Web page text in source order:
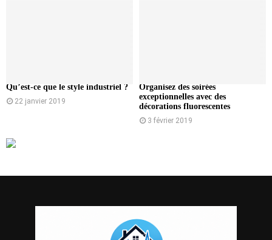
Qu’est-ce que le style industriel ?
22 janvier 2019
Organisez des soirées
exceptionnelles avec des
décorations fluorescentes
3 février 2019